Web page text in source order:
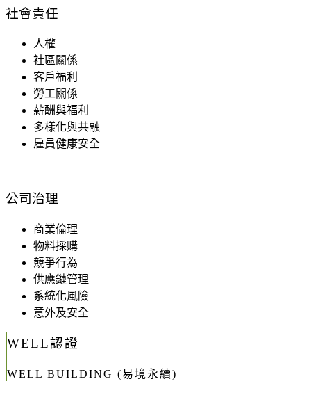
社會責任
人權
社區關係
客戶福利
勞工關係
薪酬與福利
多樣化與共融
雇員健康安全
公司治理
商業倫理
物料採購
競爭行為
供應鏈管理
系統化風險
意外及安全
WELL認證
WELL BUILDING (易境永續)